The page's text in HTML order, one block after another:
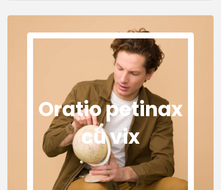
Oratio petinax
cu vix